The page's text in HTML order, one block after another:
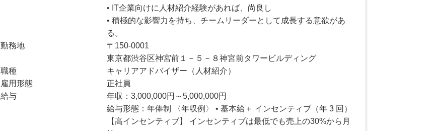
• IT企業向けに人材紹介経験があれば、尚良し
• 積極的な影響力を持ち、チームリーダーとして成長する意欲があ
る。
勤務地
〒150-0001
東京都渋谷区神宮前１－５－８神宮前タワービルディング
職種
キャリアアドバイザー（人材紹介）
雇用形態
正社員
給与
年収：3,000,000円～5,000,000円
給与形態：年俸制 〈年収例〉 • 基本給＋ インセンティブ（年 3 回）
【高インセンティブ】 インセンティブは最低でも売上の30%から月